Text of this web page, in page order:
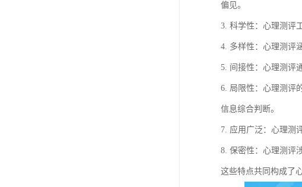
偏见。
3. 科学性：心理测评
4. 多样性：心理测评
5. 间接性：心理测评
6. 局限性：心理测评
信息综合判断。
7. 应用广泛：心理测
8. 保密性：心理测评
这些特点共同构成了